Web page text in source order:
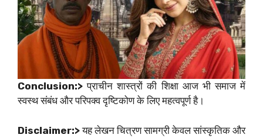
Conclusion:>प्राचीन शास्त्रों की शिक्षा आज भी समाज में
स्वस्थ संबंध और परिपक्व दृष्टिकोण के लिए महत्वपूर्ण है।
Disclaimer:>यह लेखन चित्रण सामग्री केवल सांस्कृतिक और